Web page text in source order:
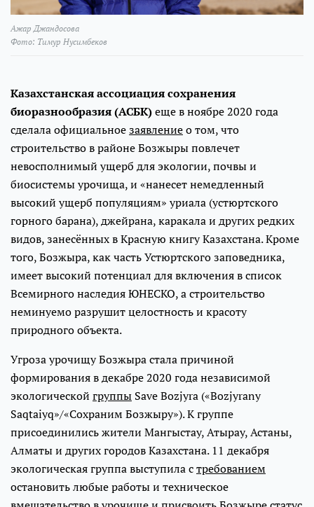
Ажар Джандосова
Фото: Тимур Нусимбеков
Казахстанская ассоциация сохранения
биоразнообразия (АСБК)еще в ноябре 2020 года
сделала официальноезаявлениео том, что
строительство в районе Бозжыры повлечет
невосполнимый ущерб для экологии, почвы и
биосистемы урочища, и «нанесет немедленный
высокий ущерб популяциям» уриала (устюртского
горного барана), джейрана, каракала и других редких
видов, занесённых в Красную книгу Казахстана. Кроме
того, Бозжыра, как часть Устюртского заповедника,
имеет высокий потенциал для включения в список
Всемирного наследия ЮНЕСКО, а строительство
неминуемо разрушит целостность и красоту
природного объекта.
Угроза урочищу Бозжыра стала причиной
формирования в декабре 2020 года независимой
экологической группы Save Bozjyra («Bozjyrany
Saqtaiyq»/«Сохраним Бозжыру»). К группе
присоединились жители Мангыстау, Атырау, Астаны,
Алматы и других городов Казахстана. 11 декабря
экологическая группа выступила стребованием
остановить любые работы и техническое